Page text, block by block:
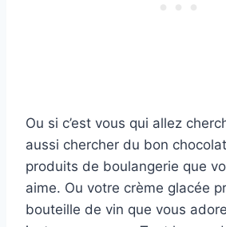
Ou si c’est vous qui allez
aussi chercher du bon
produits de boulangerie que
aime. Ou votre crème glacée
bouteille de vin que vous